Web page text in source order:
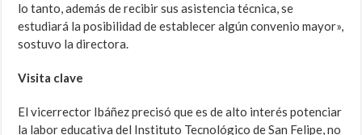
lo tanto, además de recibir sus asistencia técnica, se
estudiará la posibilidad de establecer algún convenio mayor»,
sostuvo la directora.
Visita clave
El vicerrector Ibáñez precisó que es de alto interés potenciar
la labor educativa del Instituto Tecnológico de San Felipe, no